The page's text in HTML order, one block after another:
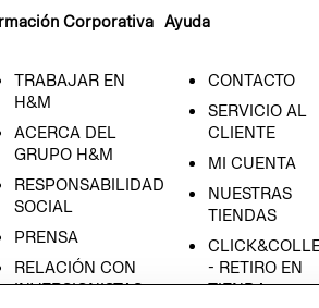
Corporativa
TRABAJAR EN
H&M
ACERCA DEL
GRUPO H&M
RESPONSABILIDAD
SOCIAL
PRENSA
RELACIÓN CON
INVERSIONISTAS
Ayuda
CONTACTO
SERVICIO AL
CLIENTE
MI CUENTA
NUESTRAS
TIENDAS
- RETIRO EN
TIENDA